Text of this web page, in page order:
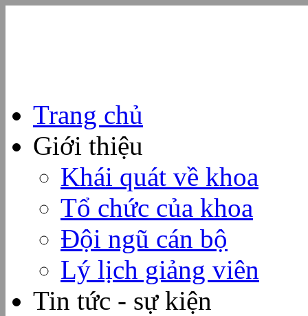
Trang chủ
Giới thiệu
Khái quát về khoa
Tổ chức của khoa
Đội ngũ cán bộ
Lý lịch giảng viên
Tin tức - sự kiện